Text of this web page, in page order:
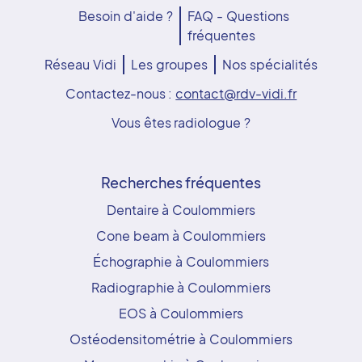
Besoin d'aide ?
FAQ - Questions
fréquentes
Réseau Vidi
Les groupes
Nos spécialités
Contactez-nous : contact@rdv-vidi.fr
Vous êtes radiologue ?
Recherches fréquentes
Dentaire à Coulommiers
Cone beam à Coulommiers
Échographie à Coulommiers
Radiographie à Coulommiers
EOS à Coulommiers
Ostéodensitométrie à Coulommiers